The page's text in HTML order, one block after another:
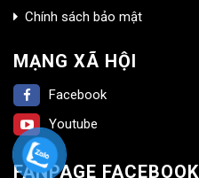
Chính sách bảo mật
MẠNG XÃ HỘI
Facebook
Youtube
FANPAGE FACEBOOK